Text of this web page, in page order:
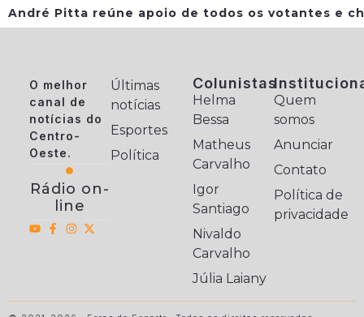
André Pitta reúne apoio de todos os votantes e
O melhor
canal de
notícias do
Centro-
Oeste.
Rádio on-
line
Últimas
notícias
Esportes
Política
Colunistas
Helma
Bessa
Matheus
Carvalho
Igor
Santiago
Nivaldo
Carvalho
Júlia Laiany
Quem
somos
Anunciar
Contato
Política de
privacidade